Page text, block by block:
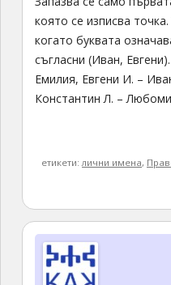
която се изписва
когато буквата
съгласни (Иван,
Емилия, Евгени И. –
Константин Л. –
етикети:лични имена,